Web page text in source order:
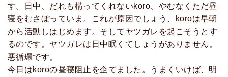
す。日中、だれも構ってくれないkoro、やむなくただ昼
寝をむさぼっていま。これが原因でしょう、koroは早朝
から活動しはじめます。そしてヤツガレを起こそうとす
るのです。ヤツガレは日中眠くてしょうがありません。
悪循環です。
今日はkoroの昼寝阻止を企てました。うまくいけば、明